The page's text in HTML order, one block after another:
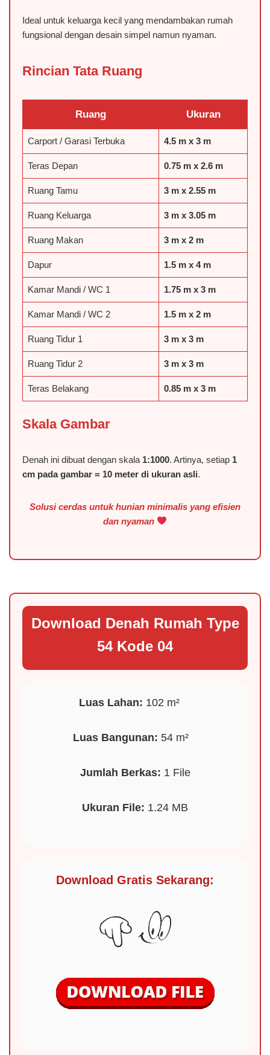
Ideal untuk keluarga kecil yang mendambakan rumah
fungsional dengan desain simpel namun nyaman.
Rincian Tata Ruang
Ruang Ukuran
Carport / Garasi Terbuka 4.5 m x 3 m
Teras Depan 0.75 m x 2.6 m
️Ruang Tamu 3 m x 2.55 m
️Ruang Keluarga 3 m x 3.05 m
️Ruang Makan 3 m x 2 m
Dapur 1.5 m x 4 m
Kamar Mandi / WC 1 1.75 m x 3 m
Kamar Mandi / WC 2 1.5 m x 2 m
️Ruang Tidur 1 3 m x 3 m
️Ruang Tidur 2 3 m x 3 m
Teras Belakang 0.85 m x 3 m
Skala Gambar
Denah ini dibuat dengan skala 1:1000. Artinya, setiap 1
cm pada gambar = 10 meter di ukuran asli.
Solusi cerdas untuk hunian minimalis yang efisien
dan nyaman
Download Denah Rumah Type
54 Kode 04
Luas Lahan: 102 m²
Luas Bangunan: 54 m²
Jumlah Berkas: 1 File
Ukuran File: 1.24 MB
Download Gratis Sekarang: